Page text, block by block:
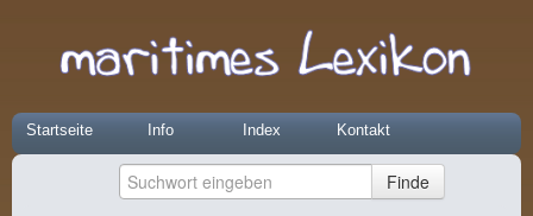
Startseite Info Index Kontakt